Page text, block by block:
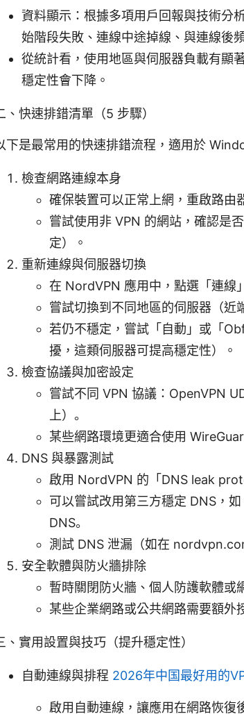
資料顯示：根據多項用戶回報與技術分
始階段失敗、連線中途掉線、與連線後
從統計看，使用地區與伺服器負載有顯
穩定性會下降。
、快速排錯清單（5 步驟）
下是最常用的快速排錯流程，適用於
檢查網路連線本身
確保裝置可以正常上網，重啟路由
嘗試使用非 VPN 的網站，確認是
定）。
重新連線與伺服器切換
在 NordVPN 應用中，點選「連線
嘗試切換到不同地區的伺服器（近
若仍不穩定，嘗試「自動」或「
擾，這類伺服器可提高穩定性）。
檢查協議與加密設定
嘗試不同 VPN 協議：OpenVPN
上）。
某些網路環境更適合使用
DNS 與暴露測試
啟用 NordVPN 的「DNS leak
可以嘗試改用第三方穩定 DNS，
DNS。
測試 DNS 泄漏（如在
安全軟體與防火牆排除
暫時關閉防火牆、個人防護軟體或
某些企業網路或公共網路需要額外
、實用設置與技巧（提升穩定性）
自動連線與排程 2026年中国最好用的
啟用自動連線，讓應用在網路恢復